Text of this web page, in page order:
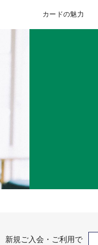
カードの魅力
新規ご入会・ご利用で